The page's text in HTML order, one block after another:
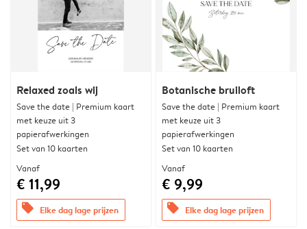
Relaxed zoals wij
Save the date | Premium kaart
met keuze uit 3
papierafwerkingen
Set van 10 kaarten
Vanaf
€ 11,99
offers Elke dag lage prijzen
Botanische bruiloft
Save the date | Premium kaart
met keuze uit 3
papierafwerkingen
Set van 10 kaarten
Vanaf
€ 9,99
offers Elke dag lage prijzen